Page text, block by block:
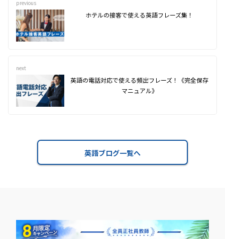
previous
ホテルの接客で使える英語フレーズ集！
next
英語の電話対応で使える頻出フレーズ！《完全保存
マニュアル》
英語ブログ一覧へ